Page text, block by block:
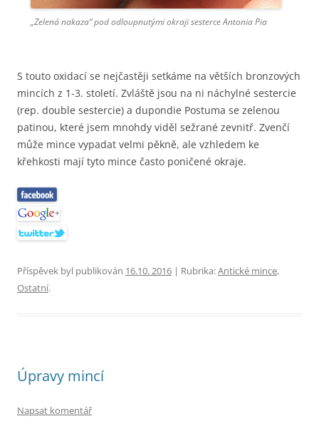
„Zelená nakaza“ pod odloupnutými okraji sesterce Antonia Pia
S touto oxidací se nejčastěji setkáme na větších bronzových
mincích z 1-3. století. Zvláště jsou na ni náchylné sestercie
(rep. double sestercie) a dupondie Postuma se zelenou
patinou, které jsem mnohdy viděl sežrané zevnitř. Zvenčí
může mince vypadat velmi pěkně, ale vzhledem ke
křehkosti mají tyto mince často poničené okraje.
Příspěvek byl publikován 16.10. 2016 | Rubrika:Antické mince,
Ostatní.
Úpravy mincí
Napsat komentář